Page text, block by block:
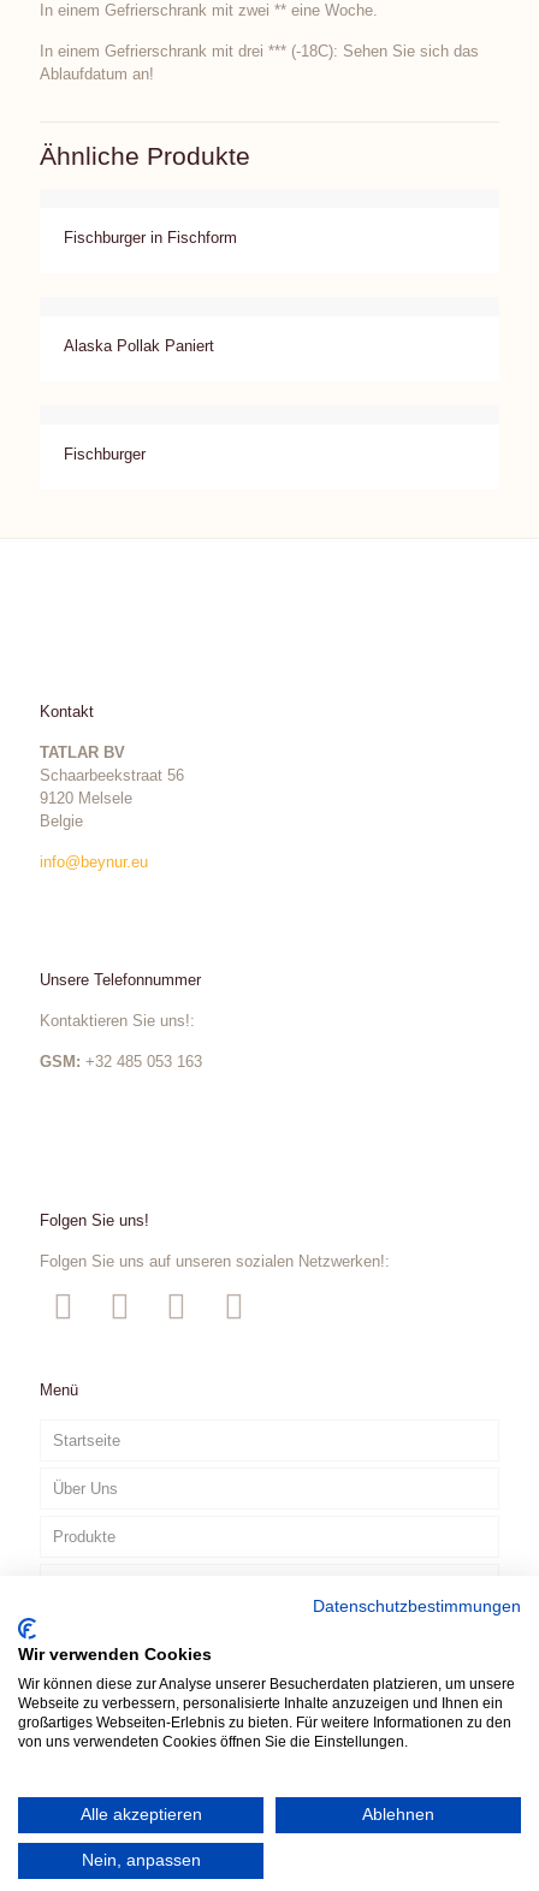
In einem Gefrierschrank mit zwei ** eine Woche.
In einem Gefrierschrank mit drei *** (-18C): Sehen Sie sich das
Ablaufdatum an!
Ähnliche Produkte
Fischburger in Fischform
Alaska Pollak Paniert
Fischburger
Kontakt
TATLAR BV
Schaarbeekstraat 56
9120 Melsele
Belgie
info@beynur.eu
Unsere Telefonnummer
Kontaktieren Sie uns!:
GSM: +32 485 053 163
Folgen Sie uns!
Folgen Sie uns auf unseren sozialen Netzwerken!:
Menü
Startseite
Über Uns
Produkte
DE
© 2019 TATLAR bvba. All Rights Reserved. Designed by
Datenschutzbestimmungen
Wir verwenden Cookies
Wir können diese zur Analyse unserer Besucherdaten platzieren, um unsere
Webseite zu verbessern, personalisierte Inhalte anzuzeigen und Ihnen ein
großartiges Webseiten-Erlebnis zu bieten. Für weitere Informationen zu den
von uns verwendeten Cookies öffnen Sie die Einstellungen.
Alle akzeptieren Ablehnen
Nein, anpassen